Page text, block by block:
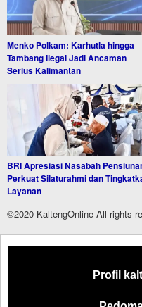
Menko Polkam: Karhutla hingga
Tambang Ilegal Jadi Ancaman
Serius Kalimantan
BRI Apresiasi Nasabah
Perkuat Silaturahmi dan
Layanan
©2020 KaltengOnline All rights
Profil